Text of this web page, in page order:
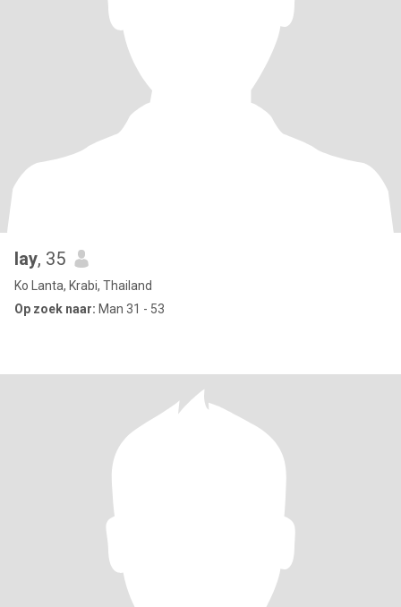
lay, 35
Ko Lanta, Krabi, Thailand
Op zoek naar: Man 31 - 53